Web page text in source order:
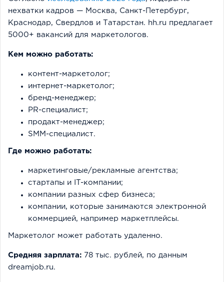
нехватки кадров — Москва, Санкт-Петербург,
Краснодар, Свердлов и Татарстан. hh.ru предлагает
5000+ вакансий для маркетологов.
Кем можно работать:
контент-маркетолог;
интернет-маркетолог;
бренд-менеджер;
PR-специалист;
продакт-менеджер;
SMM-специалист.
Где можно работать:
маркетинговые/рекламные агентства;
стартапы и IT-компании;
компании разных сфер бизнеса;
компании, которые занимаются электронной
коммерцией, например маркетплейсы.
Маркетолог может работать удаленно.
Средняя зарплата: 78 тыс. рублей, по данным
dreamjob.ru.